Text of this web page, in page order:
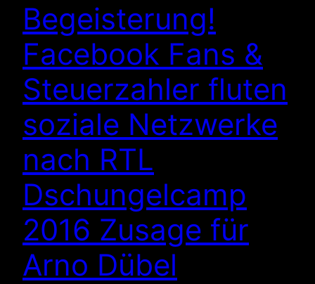
Begeisterung!
Facebook Fans &
Steuerzahler fluten
soziale Netzwerke
nach RTL
Dschungelcamp
2016 Zusage für
Arno Dübel